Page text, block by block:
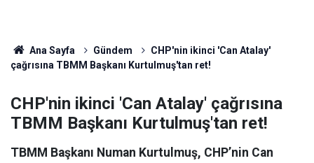
Ana Sayfa Gündem
CHP'nin ikinci 'Can Atalay'
çağrısına TBMM Başkanı Kurtulmuş'tan ret!
CHP'nin ikinci 'Can Atalay' çağrısına
TBMM Başkanı Kurtulmuş'tan ret!
TBMM Başkanı Numan Kurtulmuş, CHP’nin Can